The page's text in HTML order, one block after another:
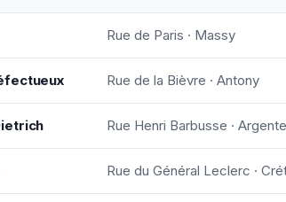
Rue de Paris · Massy
Rue de la Bièvre · Antony
Rue Henri Barbusse ·
Rue du Général Leclerc ·